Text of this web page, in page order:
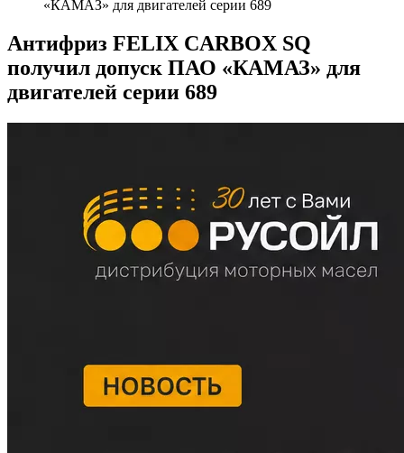
«КАМАЗ» для двигателей серии 689
Антифриз FELIX CARBOX SQ
получил допуск ПАО «КАМАЗ» для
двигателей серии 689